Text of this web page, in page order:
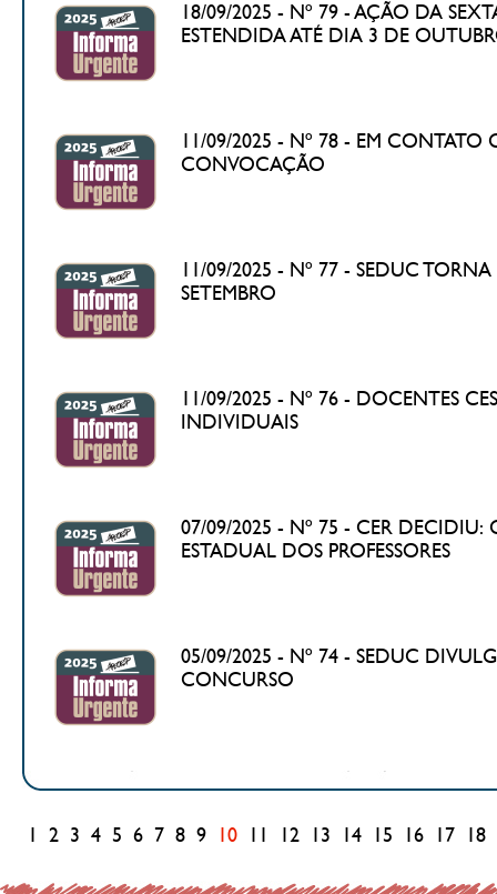
18/09/2025 - Nº 79 - AÇÃO DA
ESTENDIDA ATÉ DIA 3 DE
11/09/2025 - Nº 78 - EM CONTATO
CONVOCAÇÃO
11/09/2025 - Nº 77 - SEDUC
SETEMBRO
11/09/2025 - Nº 76 - DOCENTES
INDIVIDUAIS
07/09/2025 - Nº 75 - CER DECIDIU:
ESTADUAL DOS PROFESSORES
05/09/2025 - Nº 74 - SEDUC
CONCURSO
2 3 4 5 6 7 8 9 10 12 13 14 15 16 17 18